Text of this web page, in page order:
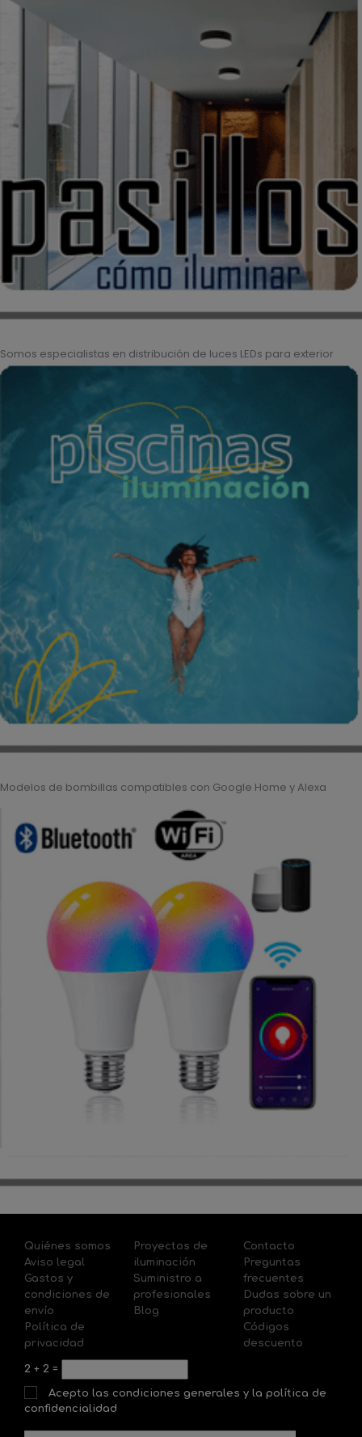
Somos especialistas en distribución de luces LEDs para exterior
Modelos de bombillas compatibles con Google Home y Alexa
Quiénes somos
Aviso legal
Gastos y
condiciones de
envío
Política de
privacidad
Proyectos de
iluminación
Suministro a
profesionales
Blog
Contacto
Preguntas
frecuentes
Dudas sobre un
producto
Códigos
descuento
2 + 2 =
Acepto las condiciones generales y la política de
confidencialidad